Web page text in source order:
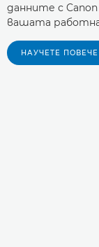
данните с
вашaта работна
НАУЧЕТЕ ПОВЕЧЕ